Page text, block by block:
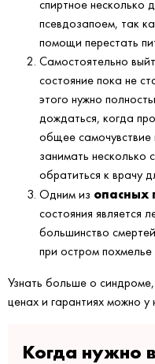
спиртное несколько
псевдозапоем, так
помощи перестать
Самостоятельно
состояние пока не
этого нужно
дождаться, когда
общее самочувствие
занимать несколько
обратиться к врачу
Одним из опасных
состояния является
большинство
при остром похмелье
Узнать больше о
ценах и гарантиях можно у
Когда нужно